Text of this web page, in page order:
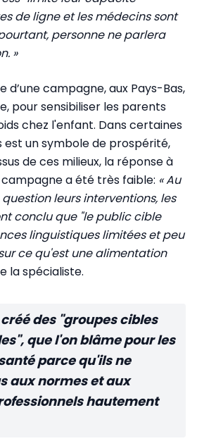
de ligne et les médecins sont
personne ne parlera
»
d’une campagne, aux Pays-Bas,
pour sensibiliser les parents
chez l'enfant. Dans certaines
est un symbole de prospérité,
de ces milieux, la réponse à
a été très faible: « Au
leurs interventions, les
conclu que "le public cible
linguistiques limitées et peu
ce qu'est une alimentation
la spécialiste.
des "groupes cibles
que l'on blâme pour les
parce qu'ils ne
aux normes et aux
hautement